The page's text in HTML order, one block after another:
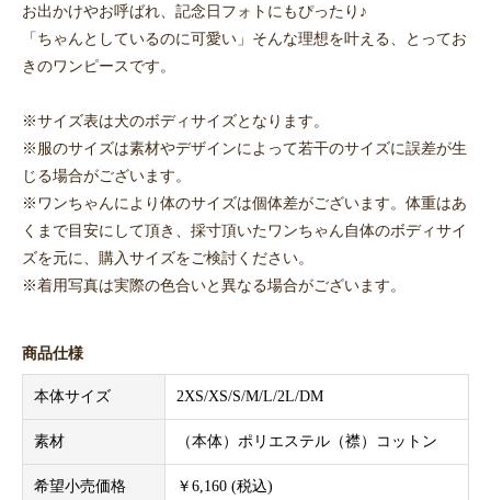
お出かけやお呼ばれ、記念日フォトにもぴったり♪
「ちゃんとしているのに可愛い」そんな理想を叶える、とってお
きのワンピースです。
※サイズ表は犬のボディサイズとなります。
※服のサイズは素材やデザインによって若干のサイズに誤差が生
じる場合がございます。
※ワンちゃんにより体のサイズは個体差がございます。体重はあ
くまで目安にして頂き、採寸頂いたワンちゃん自体のボディサイ
ズを元に、購入サイズをご検討ください。
※着用写真は実際の色合いと異なる場合がございます。
商品仕様
本体サイズ 2XS/XS/S/M/L/2L/DM
素材 （本体）ポリエステル（襟）コットン
希望小売価格 ￥6,160 (税込)